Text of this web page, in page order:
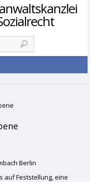
Berlin
auf Feststellung, eine